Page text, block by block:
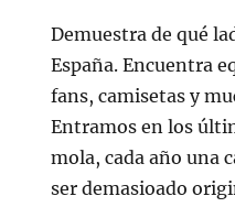
Demuestra de qué
España. Encuentra
fans, camisetas y
Entramos en los
mola, cada año una
ser demasioado